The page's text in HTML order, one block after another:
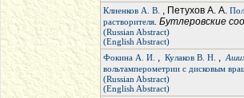
Клиенков А. В. , Петухов А. А.
растворителя. Бутлеровские
(Russian Abstract)
(English Abstract)
Фокина А. И. , Кулаков В. Н. ,
вольтамперометрии с дисковым
(Russian Abstract)
(English Abstract)